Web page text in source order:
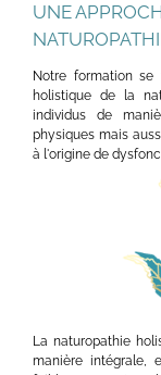
UNE
Notre formation
holistique de la
individus de
physiques mais
à l'origine de
La naturopathie
manière intégrale,